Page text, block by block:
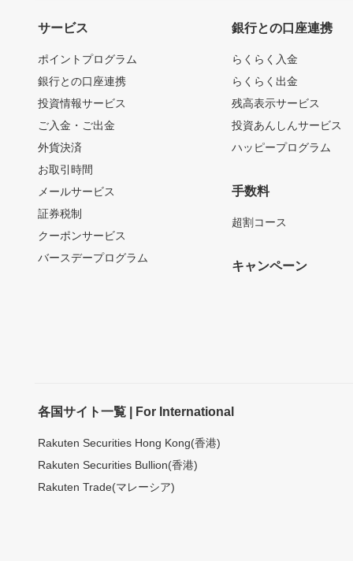
サービス
ポイントプログラム
銀行との口座連携
投資情報サービス
ご入金・ご出金
外貨決済
お取引時間
メールサービス
証券税制
クーポンサービス
バースデープログラム
銀行との口座連携
らくらく入金
らくらく出金
残高表示サービス
投資あんしんサービス
ハッピープログラム
手数料
超割コース
キャンペーン
各国サイト一覧 | For International
Rakuten Securities Hong Kong(香港)
Rakuten Securities Bullion(香港)
Rakuten Trade(マレーシア)